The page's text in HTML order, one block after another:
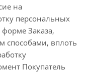
на
персональных
Заказа,
вплоть
Покупатель